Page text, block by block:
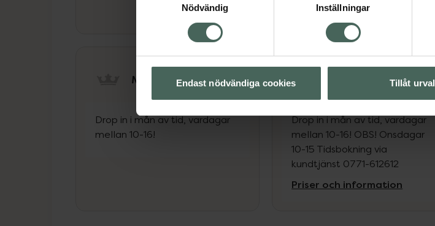
Nödvändig
Inställningar
Endast nödvändiga cookies Tillåt urval
Priser och information
Mät blodtryck
Drop in i mån av tid, vardagar
mellan 10-16!
Kolla prickarna
Drop in i mån av tid, vardagar
mellan 10-16! OBS! Onsdagar
10-15 Tidsbokning via
kundtjänst 0771-612612
Priser och information